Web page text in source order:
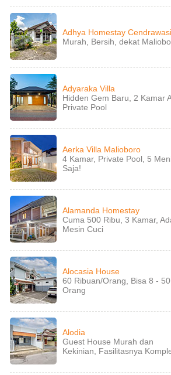
Adhya Homestay
Murah, Bersih, dekat
Adyaraka Villa
Hidden Gem Baru, 2 Kamar
Private Pool
Aerka Villa Malioboro
4 Kamar, Private Pool, 5
Saja!
Alamanda Homestay
Cuma 500 Ribu, 3 Kamar,
Mesin Cuci
Alocasia House
60 Ribuan/Orang, Bisa 8 - 50
Orang
Alodia
Guest House Murah dan
Kekinian, Fasilitasnya